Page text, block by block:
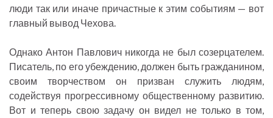
люди так или иначе причастные к этим событиям — вот
главный вывод Чехова.
Однако Антон Павлович никогда не был созерцателем.
Писатель, по его убеждению, должен быть гражданином,
своим творчеством он призван служить людям,
содействуя прогрессивному общественному развитию.
Вот и теперь свою задачу он видел не только в том,